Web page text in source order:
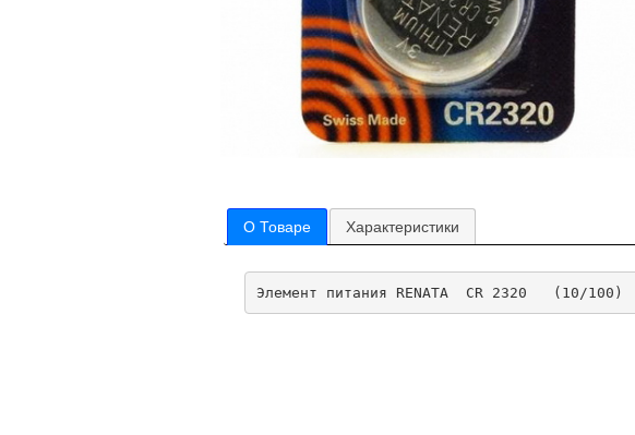
О Товаре Характеристики
Элемент питания RENATA  CR 2320   (10/100)